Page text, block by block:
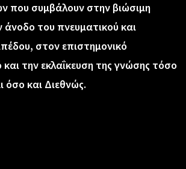
που συμβάλουν στην βιώσιμη
του πνευματικού και
στον επιστημονικό
την εκλαΐκευση της γνώσης τόσο
όσο και Διεθνώς.